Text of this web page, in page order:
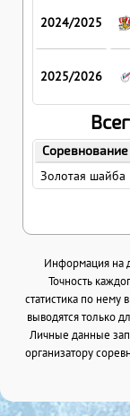
2024/2025
2025/2026
Соревнование
Золотая шайба
Информация на
Точность
статистика по
выводятся только
Личные данные
организатору